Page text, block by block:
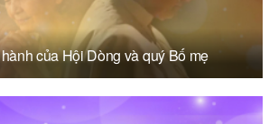
của Hội Dòng và quý Bố mẹ